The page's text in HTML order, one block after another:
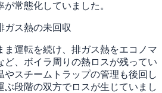
常態化していました。
ガス熱の未回収
ま運転を続け、排ガス熱をエコノマ
ど、ボイラ周りの熱ロスが残ってい
やスチームトラップの管理も後回し
ぶ段階の双方でロスが生じていまし